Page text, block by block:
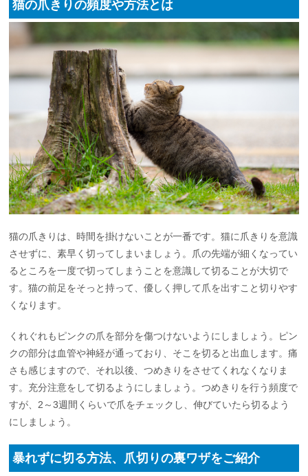
猫の爪きりの頻度や方法とは
猫の爪きりは、時間を掛けないことが一番です。猫に爪きりを意識
させずに、素早く切ってしまいましょう。爪の先端が細くなってい
るところを一度で切ってしまうことを意識して切ることが大切で
す。猫の前足をそっと持って、優しく押して爪を出すこと切りやす
くなります。
くれぐれもピンクの爪を部分を傷つけないようにしましょう。ピン
クの部分は血管や神経が通っており、そこを切ると出血します。痛
さも感じますので、それ以後、つめきりをさせてくれなくなりま
す。充分注意をして切るようにしましょう。つめきりを行う頻度で
すが、2～3週間くらいで爪をチェックし、伸びていたら切るよう
にしましょう。
暴れずに切る方法、爪切りの裏ワザをご紹介